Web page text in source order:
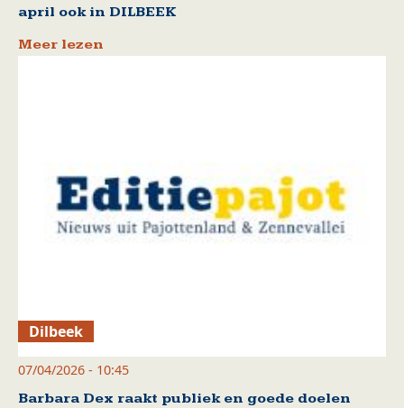
april ook in DILBEEK
Meer lezen
Dilbeek
07/04/2026 - 10:45
Barbara Dex raakt publiek en goede doelen